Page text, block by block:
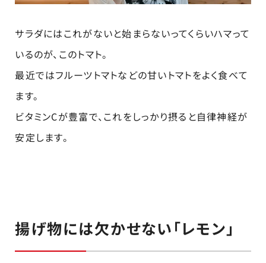
サラダにはこれがないと始まらないってくらいハマって
いるのが、このトマト。
最近ではフルーツトマトなどの甘いトマトをよく食べて
ます。
ビタミンCが豊富で、これをしっかり摂ると自律神経が
安定します。
揚げ物には欠かせない「レモン」